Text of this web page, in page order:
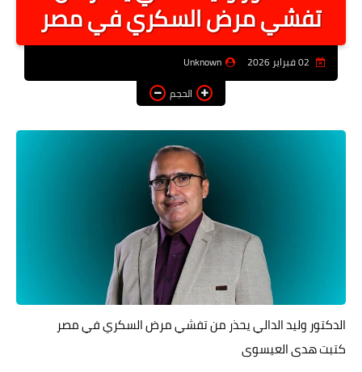
أخبار الرياصة
الطب البديل
منوعات
عاجل
اخبار فنيه
التعليم
الصحه
الطقس
معلومه قانونيه
تفشي مرض السكري في مصر
Unknown
الحجم
الدكتور وليد الدالي يحذر من تفشي مرض السكري في مصر
كتبت هدى العيسوى